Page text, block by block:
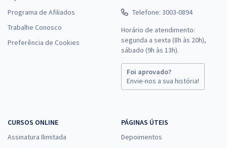
Programa de Afiliados
Trabalhe Conosco
Preferência de Cookies
Telefone: 3003-0894
Horário de atendimento:
segunda a sexta (8h às 20h),
sábado (9h às 13h).
Foi aprovado?
Envie-nos a sua história!
CURSOS ONLINE
Assinatura Ilimitada
PÁGINAS ÚTEIS
Depoimentos